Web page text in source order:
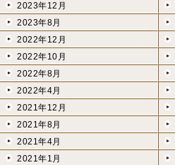
2023年12月
2023年8月
2022年12月
2022年10月
2022年8月
2022年4月
2021年12月
2021年8月
2021年4月
2021年1月